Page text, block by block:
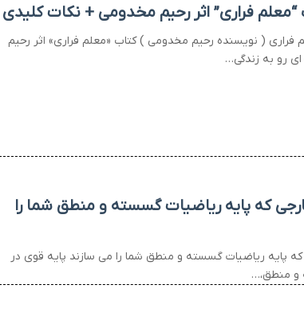
فراری” اثر رحیم مخدومی + نکات کلیدی
فراری ( نویسنده رحیم مخدومی ) کتاب «معلم فراری» اثر رحیم
رو به زندگی…
که پایه ریاضیات گسسته و منطق شما را
پایه ریاضیات گسسته و منطق شما را می سازند پایه قوی در
و منطق،…